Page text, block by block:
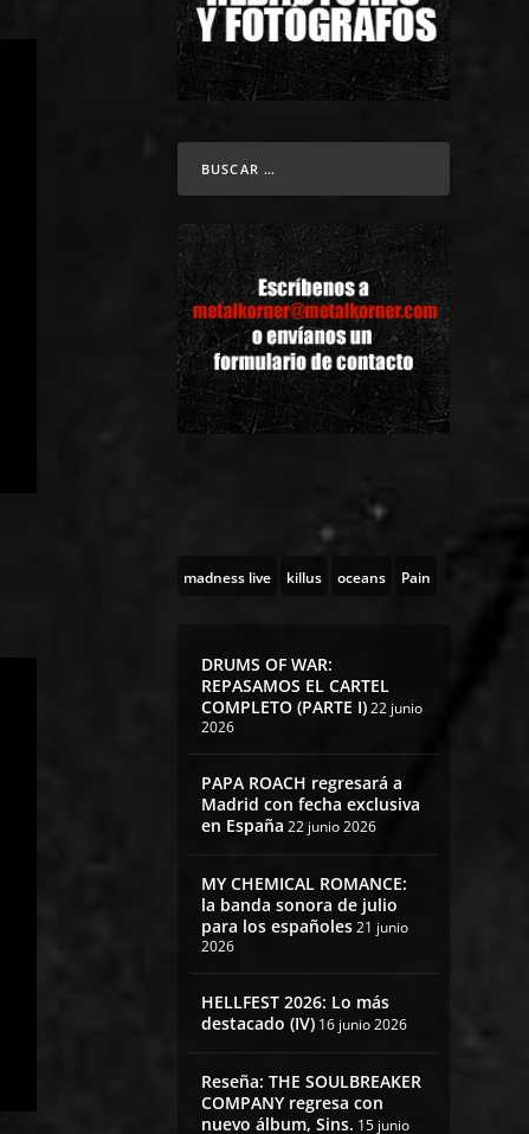
madness live killus oceans Pain
DRUMS OF WAR:
REPASAMOS EL CARTEL
COMPLETO (PARTE I)22 junio
2026
PAPA ROACH regresará a
Madrid con fecha exclusiva
en España 22 junio 2026
MY CHEMICAL ROMANCE:
la banda sonora de julio
para los españoles21 junio
2026
HELLFEST 2026: Lo más
destacado (IV) 16 junio 2026
Reseña: THE SOULBREAKER
COMPANY regresa con
nuevo álbum, Sins. 15 junio